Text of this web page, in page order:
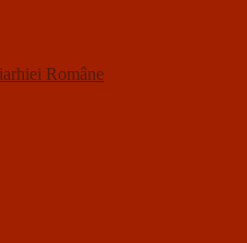
Române